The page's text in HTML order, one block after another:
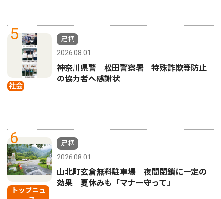
5
社会
足柄
2026.08.01
神奈川県警 松田警察署 特殊詐欺等防止
の協力者へ感謝状
6
トップニュ
足柄
2026.08.01
山北町玄倉無料駐車場 夜間閉鎖に一定の
効果 夏休みも「マナー守って」